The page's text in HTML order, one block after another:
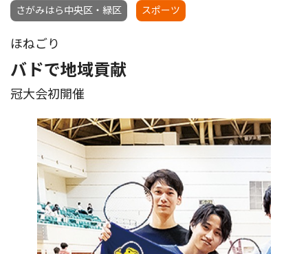
さがみはら中央区・緑区 スポーツ
ほねごり
バドで地域貢献
冠大会初開催